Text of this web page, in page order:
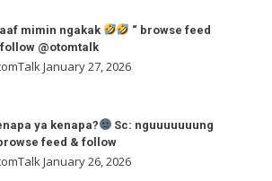
mimin ngakak
“ browse feed
@otomtalk
January 27, 2026
ya kenapa?
Sc: nguuuuuuung
feed & follow
January 26, 2026